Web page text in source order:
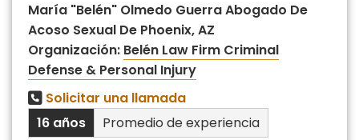
María "Belén" Olmedo Guerra Abogado De
Acoso Sexual De Phoenix, AZ
Organización: Belén Law Firm Criminal
Defense & Personal Injury
Solicitar una llamada
16 años
Promedio de experiencia